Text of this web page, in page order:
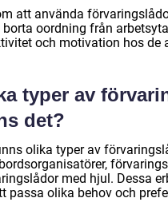
att använda
oordning från
och motivation hos de
typer av
det?
olika typer av
med hjul. Dessa
passa olika behov och